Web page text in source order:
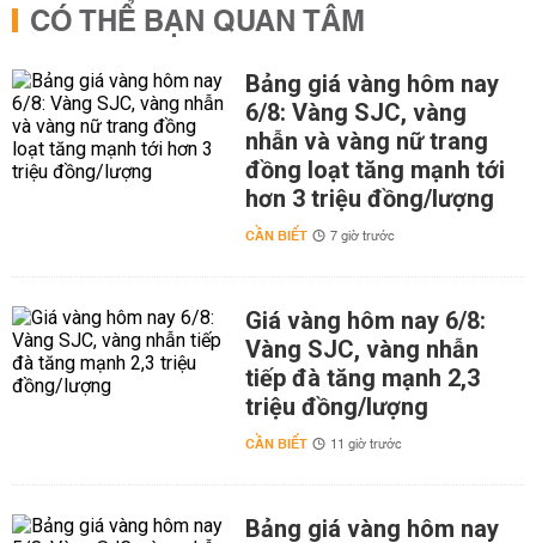
CÓ THỂ BẠN QUAN TÂM
Bảng giá vàng hôm nay
6/8: Vàng SJC, vàng
nhẫn và vàng nữ trang
đồng loạt tăng mạnh tới
hơn 3 triệu đồng/lượng
CẦN BIẾT 7 giờ trước
Giá vàng hôm nay 6/8:
Vàng SJC, vàng nhẫn
tiếp đà tăng mạnh 2,3
triệu đồng/lượng
CẦN BIẾT 11 giờ trước
Bảng giá vàng hôm nay